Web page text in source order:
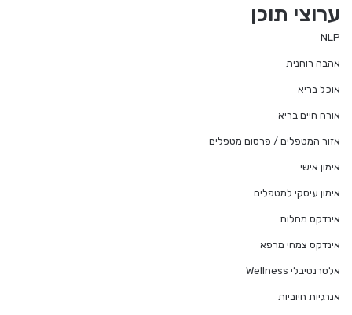
ערוצי תוכן
NLP
אהבה רוחנית
אוכל בריא
אורח חיים בריא
אזור המטפלים / פרסום מטפלים
אימון אישי
אימון עיסקי למטפלים
אינדקס מחלות
אינדקס צמחי מרפא
אלטרנטיבלי Wellness
אנרגיות חיוביות